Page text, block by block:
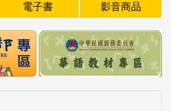
電子書 影音商品